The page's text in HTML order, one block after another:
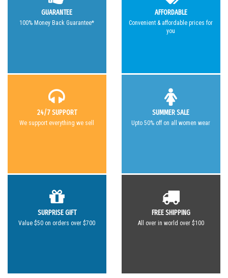
GUARANTEE
100% Money Back Guarantee*
AFFORDABLE
Convenient & affordable prices for
you
24/7 SUPPORT
We support everything we sell
SUMMER SALE
Upto 50% off on all women wear
SURPRISE GIFT
Value $50 on orders over $700
FREE SHIPPING
All over in world over $100